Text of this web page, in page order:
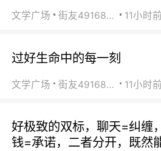
文学广场 街友49168527 11小时前
过好生命中的每一刻
文学广场 街友49168527 11小时前
好极致的双标，聊天=纠缠
钱=承诺，二者分开，既然